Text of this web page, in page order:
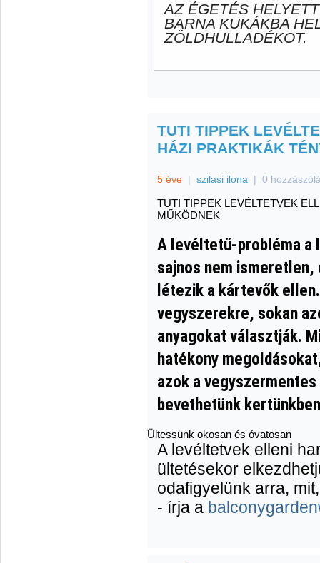
AZ ÉGETÉS
BARNA KUKÁKBA
ZÖLDHULLADÉKOT.
TUTI TIPPEK
HÁZI PRAKTIKÁK
5 éve | szilasi ilona | 0
TUTI TIPPEK LEVÉLTETVEK
MŰKÖDNEK
A levéltetű-probléma a
sajnos nem ismeretlen,
létezik a kártevők
vegyszerekre, sokan
anyagokat választják.
hatékony
azok a
bevethetünk
Ültessünk okosan és óvatosan
A levéltetvek elleni
ültetésekor
odafigyelünk arra,
- írja a